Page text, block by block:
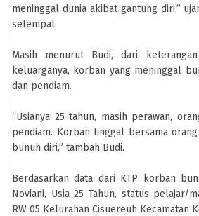
meninggal dunia akibat gantung diri,”
setempat.
Masih menurut Budi, dari
keluarganya, korban yang meninggal
dan pendiam.
“Usianya 25 tahun, masih perawan,
pendiam. Korban tinggal bersama
bunuh diri,” tambah Budi.
Berdasarkan data dari KTP korban
Noviani, Usia 25 Tahun, status pelajar/
RW 05 Kelurahan Cisuereuh Kecamatan